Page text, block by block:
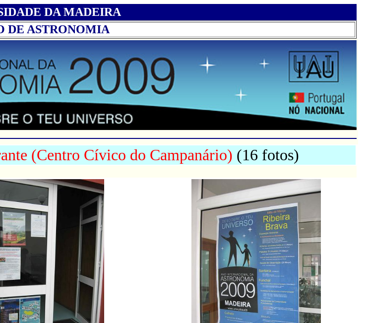
DA MADEIRA
DE ASTRONOMIA
(Centro Cívico do Campanário) (16 fotos)